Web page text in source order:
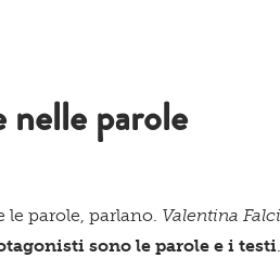
parole
le parole, parlano. Valentina
sono le parole e i testi